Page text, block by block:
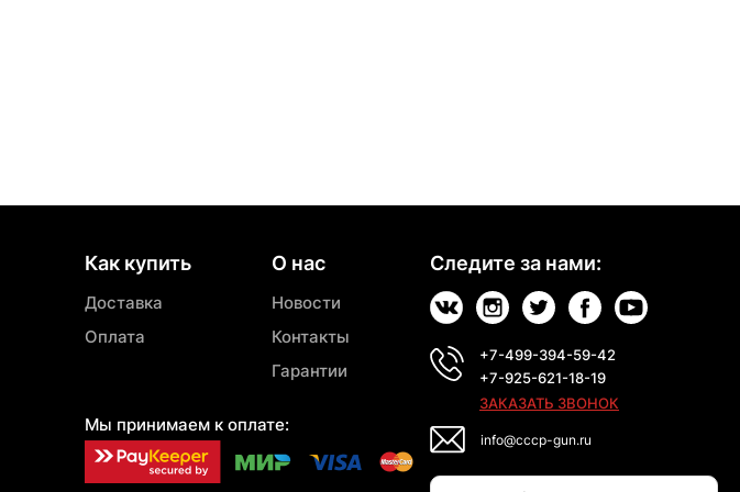
Как купить
Доставка
Оплата
Мы принимаем к оплате:
О нас
Новости
Контакты
Гарантии
Следите за нами:
+7-499-394-59-42
+7-925-621-18-19
ЗАКАЗАТЬ ЗВОНОК
info@cccp-gun.ru